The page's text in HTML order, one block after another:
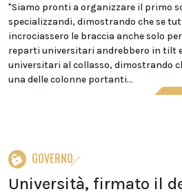
"Siamo pronti a organizzare il primo
specializzandi, dimostrando che se
incrociassero le braccia anche solo
reparti universitari andrebbero in tilt
universitari al collasso, dimostrando
una delle colonne portanti...
GOVERNO
Università, firmato il